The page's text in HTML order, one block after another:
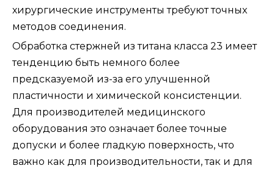
хирургические инструменты требуют точных
методов соединения.
Обработка стержней из титана класса 23 имеет
тенденцию быть немного более
предсказуемой из-за его улучшенной
пластичности и химической консистенции.
Для производителей медицинского
оборудования это означает более точные
допуски и более гладкую поверхность, что
важно как для производительности, так и для